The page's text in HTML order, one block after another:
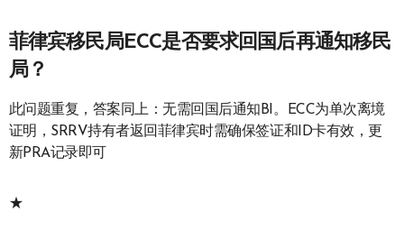
菲律宾移民局ECC是否要求回国后再通知移民
局？
此问题重复，答案同上：无需回国后通知BI。ECC为单次离境
证明，SRRV持有者返回菲律宾时需确保签证和ID卡有效，更
新PRA记录即可
★